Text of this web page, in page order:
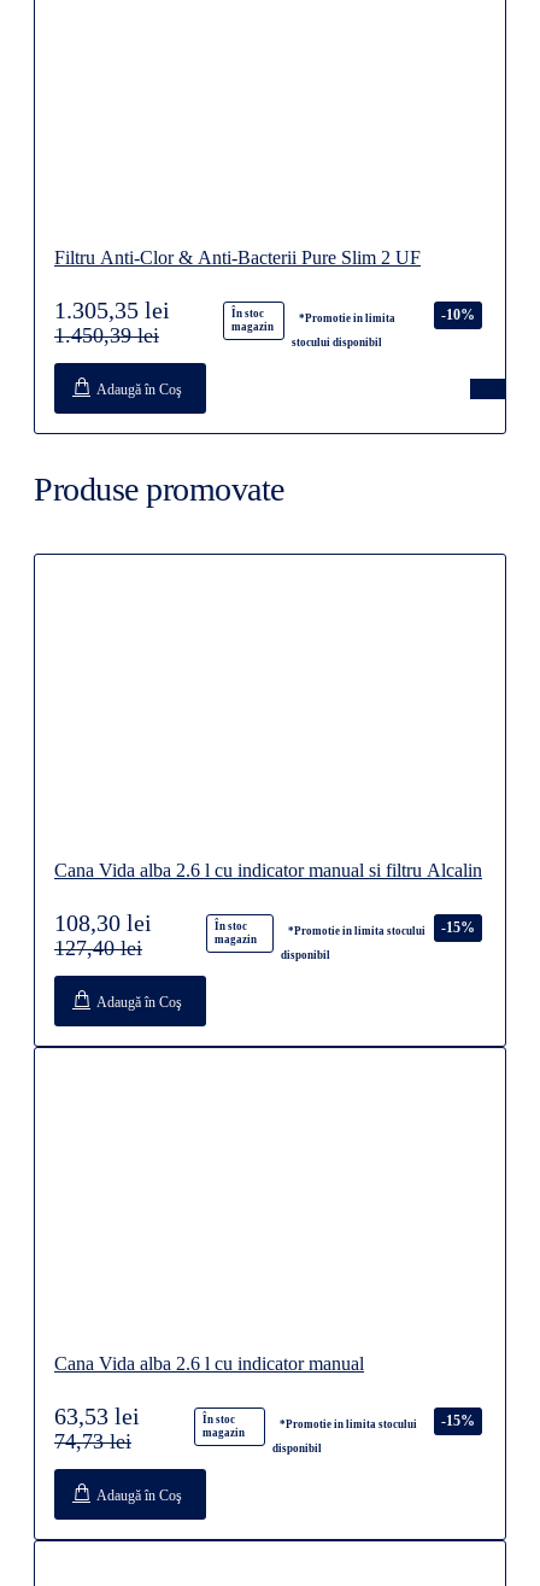
Filtru Anti-Clor & Anti-Bacterii Pure Slim 2 UF
În stoc
magazin
*Promotie in limita
stocului disponibil
-10%
1.305,35 lei
1.450,39 lei
Adaugă în Coş
Produse promovate
Cana Vida alba 2.6 l cu indicator manual si filtru Alcalin
În stoc
magazin
*Promotie in limita stocului
disponibil
-15%
108,30 lei
127,40 lei
Adaugă în Coş
Cana Vida alba 2.6 l cu indicator manual
În stoc
magazin
*Promotie in limita stocului
disponibil
-15%
63,53 lei
74,73 lei
Adaugă în Coş